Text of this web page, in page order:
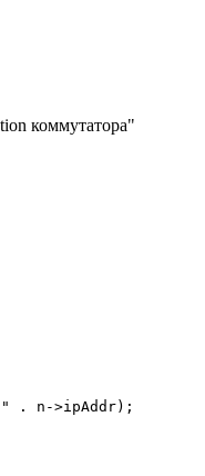
коммутатора"
n->ipAddr);